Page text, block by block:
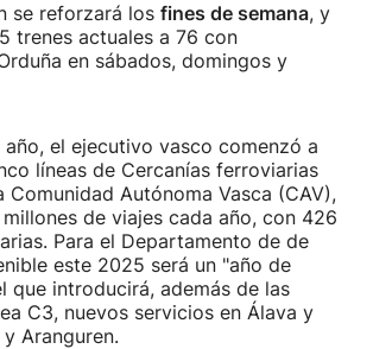
se reforzará los fines de semana, y
trenes actuales a 76 con
en sábados, domingos y
el ejecutivo vasco comenzó a
líneas de Cercanías ferroviarias
Comunidad Autónoma Vasca (CAV),
de viajes cada año, con 426
Para el Departamento de de
este 2025 será un "año de
que introducirá, además de las
C3, nuevos servicios en Álava y
Aranguren.